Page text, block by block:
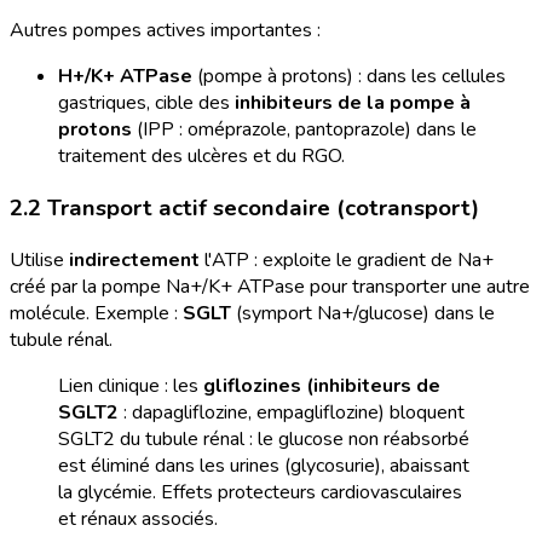
Autres pompes actives importantes :
H+/K+ ATPase (pompe à protons) : dans les cellules
gastriques, cible des inhibiteurs de la pompe à
protons (IPP : oméprazole, pantoprazole) dans le
traitement des ulcères et du RGO.
2.2 Transport actif secondaire (cotransport)
Utilise indirectement l'ATP : exploite le gradient de Na+
créé par la pompe Na+/K+ ATPase pour transporter une autre
molécule. Exemple : SGLT (symport Na+/glucose) dans le
tubule rénal.
Lien clinique : les gliflozines (inhibiteurs de
SGLT2 : dapagliflozine, empagliflozine) bloquent
SGLT2 du tubule rénal : le glucose non réabsorbé
est éliminé dans les urines (glycosurie), abaissant
la glycémie. Effets protecteurs cardiovasculaires
et rénaux associés.